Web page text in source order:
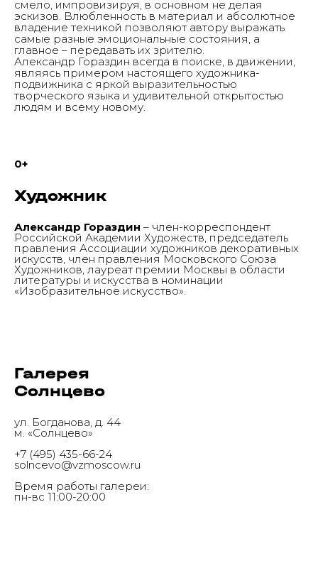
смело, импровизируя, в основном не делая
эскизов. Влюбленность в материал и абсолютное
владение техникой позволяют автору выражать
самые разные эмоциональные состояния, а
главное – передавать их зрителю.
Александр Гораздин всегда в поиске, в движении,
являясь примером настоящего художника-
подвижника с яркой выразительностью
творческого языка и удивительной открытостью
людям и всему новому.
0+
Художник
Александр Гораздин – член-корреспондент
Российской Академии Художеств, председатель
правления Ассоциации художников декоративных
искусств, член правления Московского Союза
Художников, лауреат премии Москвы в области
литературы и искусства в номинации
«Изобразительное искусство».
Галерея
Солнцево
ул. Богданова, д. 44
м. «Солнцево»
+7 (495) 435-66-24
solncevo@vzmoscow.ru
Время работы галереи:
пн-вс 11:00-20:00